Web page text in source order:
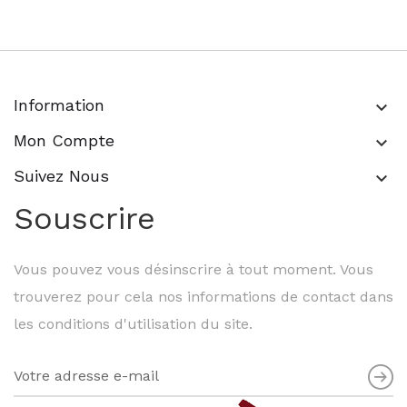
Information keyboard_arrow_down
Mon Compte keyboard_arrow_down
Suivez Nous keyboard_arrow_down
Souscrire
Vous pouvez vous désinscrire à tout moment. Vous
trouverez pour cela nos informations de contact dans
les conditions d'utilisation du site.